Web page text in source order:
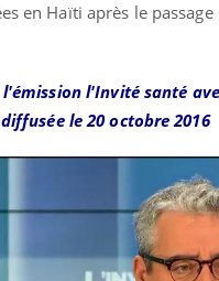
en Haïti après le
l'émission l'Invité santé
le 20 octobre 2016